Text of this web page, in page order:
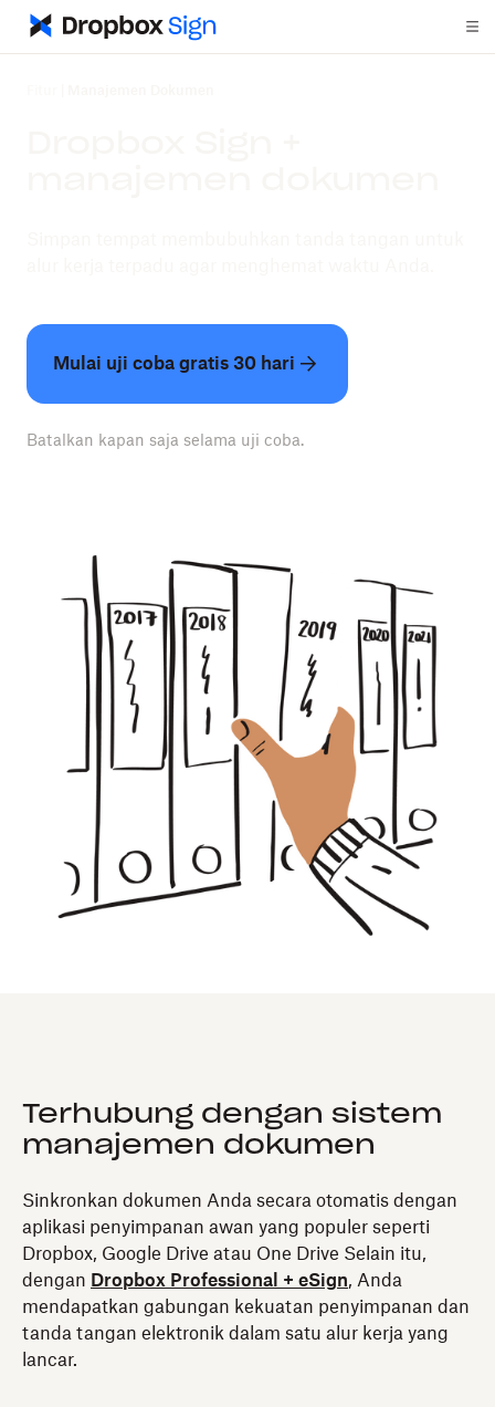
Mulai uji coba gratis 30 hari
Batalkan kapan saja selama uji coba.
Terhubung dengan sistem
manajemen dokumen
Sinkronkan dokumen Anda secara otomatis dengan
aplikasi penyimpanan awan yang populer seperti
Dropbox, Google Drive atau One Drive Selain itu,
dengan Dropbox Professional + eSign, Anda
mendapatkan gabungan kekuatan penyimpanan dan
tanda tangan elektronik dalam satu alur kerja yang
lancar.